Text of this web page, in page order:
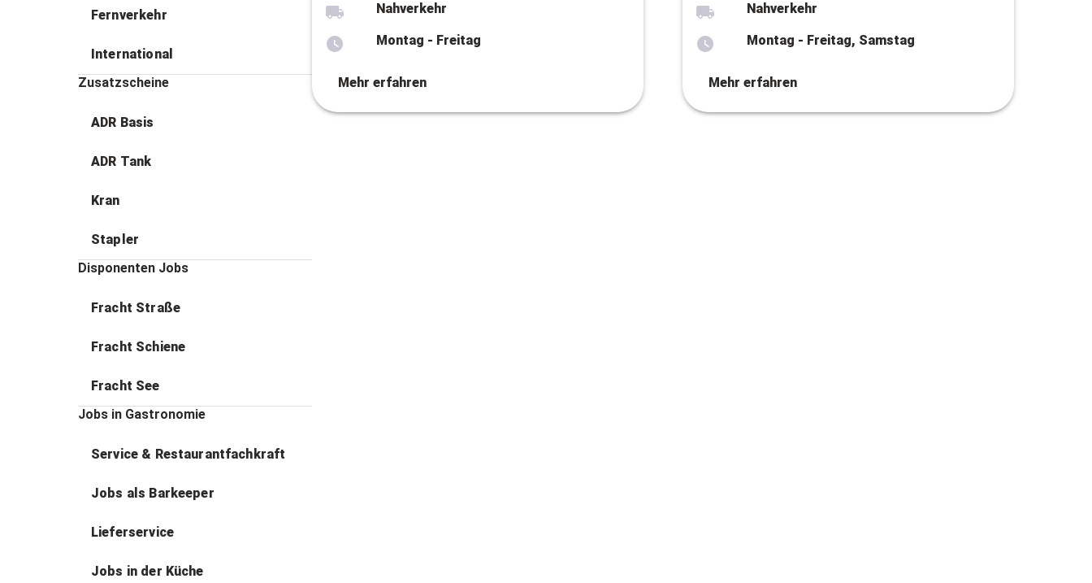
Fernverkehr
International
Zusatzscheine
ADR Basis
ADR Tank
Kran
Stapler
Disponenten Jobs
Fracht Straße
Fracht Schiene
Fracht See
Jobs in Gastronomie
Service & Restaurantfachkraft
Jobs als Barkeeper
Lieferservice
Jobs in der Küche
Nahverkehr
Montag - Freitag
Mehr erfahren
Nahverkehr
Montag - Freitag, Samstag
Mehr erfahren